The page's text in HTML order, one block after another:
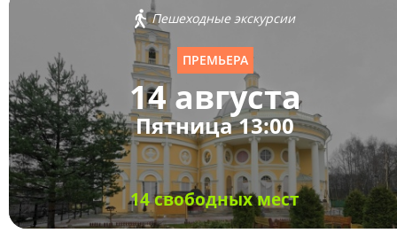
Пешеходные экскурсии
ПРЕМЬЕРА
14 августа
Пятница 13:00
14 свободных мест